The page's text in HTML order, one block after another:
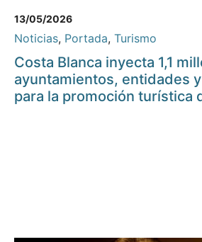
13/05/2026
Noticias, Portada, Turismo
Costa Blanca inyecta 1,1
ayuntamientos, entidades
para la promoción turística